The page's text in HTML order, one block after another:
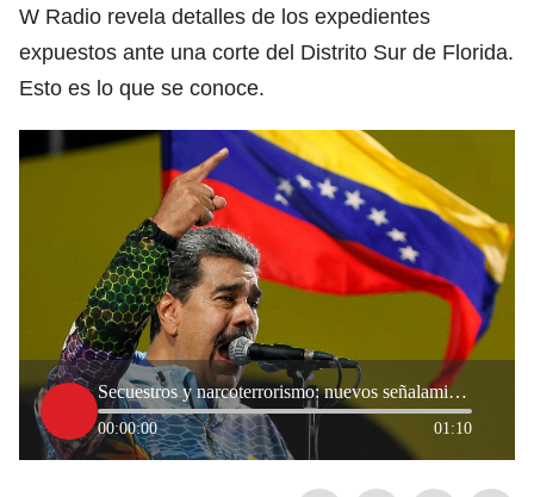
W Radio revela detalles de los expedientes
expuestos ante una corte del Distrito Sur de Florida.
Esto es lo que se conoce.
Secuestros y narcoterrorismo: nuevos señalamientos contra Nicolás Maduro en la justicia de EE.UU.
00:00:00 01:10